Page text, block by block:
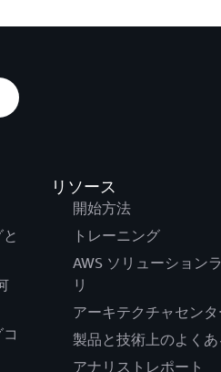
リソース
開始方法
トレーニング
AWS ソリューション
リ
アーキテクチャセンタ
製品と技術上のよく
アナリストレポート